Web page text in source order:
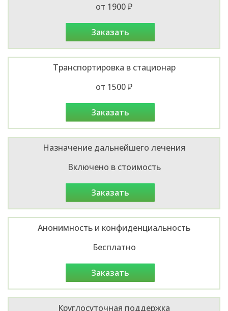
от 1900 ₽
заказать
Транспортировка в стационар
от 1500 ₽
заказать
Назначение дальнейшего лечения
Включено в стоимость
заказать
Анонимность и конфиденциальность
Бесплатно
заказать
Круглосуточная поддержка